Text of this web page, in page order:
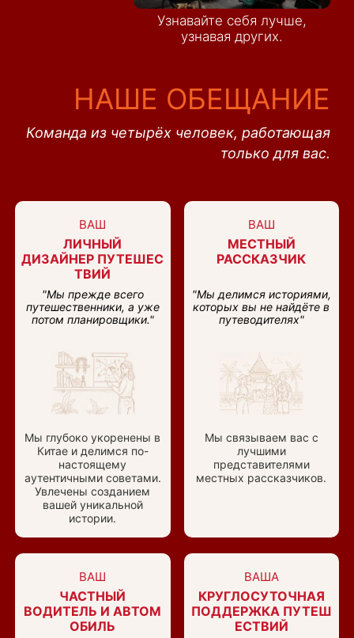
Узнавайте себя лучше,
узнавая других.
НАШЕ ОБЕЩАНИЕ
Команда из четырёх человек, работающая
только для вас.
ВАШ
ЛИЧНЫЙ
ДИЗАЙНЕР ПУТЕШЕС
ТВИЙ
"Мы прежде всего
путешественники, а уже
потом планировщики."
Мы глубоко укоренены в
Китае и делимся по-
настоящему
аутентичными советами.
Увлечены созданием
вашей уникальной
истории.
ВАШ
МЕСТНЫЙ
РАССКАЗЧИК
"Мы делимся историями,
которых вы не найдёте в
путеводителях"
Мы связываем вас с
лучшими
представителями
местных рассказчиков.
ВАШ
ЧАСТНЫЙ
ВОДИТЕЛЬ И АВТОМ
ОБИЛЬ
ВАША
КРУГЛОСУТОЧНАЯ
ПОДДЕРЖКА ПУТЕШ
ЕСТВИЙ